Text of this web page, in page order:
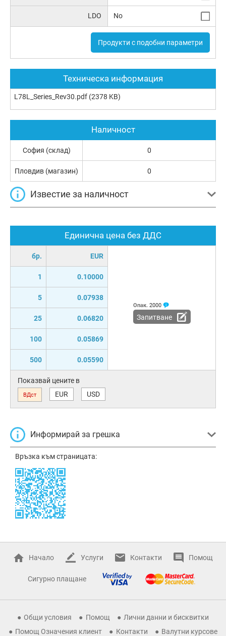
LDO No
Продукти с подобни параметри
Техническа информация
L78L_Series_Rev30.pdf (2378 KB)
Единична цена без ДДС
бр. EUR
1 0.10000
5 0.07938
25 0.06820
100 0.05869
500 0.05590
Опак. 2000
Запитване
Показвай цените в
ВДст EUR USD
Информирай за грешка
Връзка към страницата:
Наличност
София (склад) 0
Пловдив (магазин) 0
Известие за наличност
Начало Услуги Контакти Помощ
Сигурно плащане
Общи условия Помощ
Лични данни и бисквитки
Помощ Означения клиент
Контакти Валутни курсове